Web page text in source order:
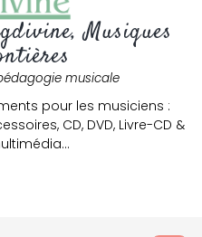
Musiques
musicale
pour les musiciens :
CD, DVD, Livre-CD &